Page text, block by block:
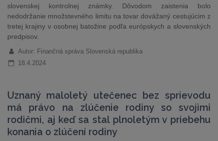
slovenskej kontrolnej známky. Dôvodom zaistenia bolo
nedodržanie množstevného limitu na tovar dovážaný cestujúcim z
tretej krajiny v osobnej batožine podľa európskych a slovenských
predpisov.
Autor: Finančná správa Slovenská republika
18.4.2024
Uznaný maloletý utečenec bez sprievodu
má právo na zlúčenie rodiny so svojimi
rodičmi, aj keď sa stal plnoletým v priebehu
konania o zlúčení rodiny